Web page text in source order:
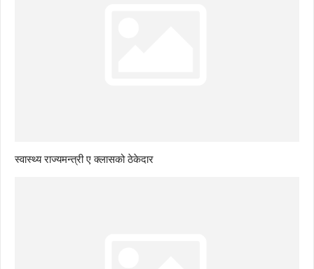
स्वास्थ्य राज्यमन्त्री ए क्लासको ठेकेदार